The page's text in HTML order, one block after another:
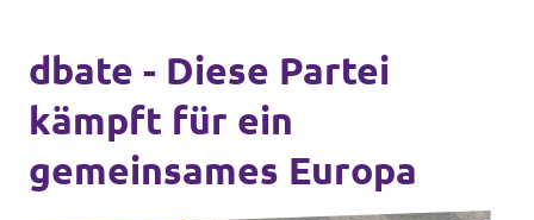
Unsere Teams in BW
Transparenz
dbate - Diese Partei
kämpft für ein
gemeinsames Europa